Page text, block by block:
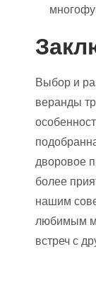
Выбор и
веранды
дворовое
более
нашим
любимым
встреч с